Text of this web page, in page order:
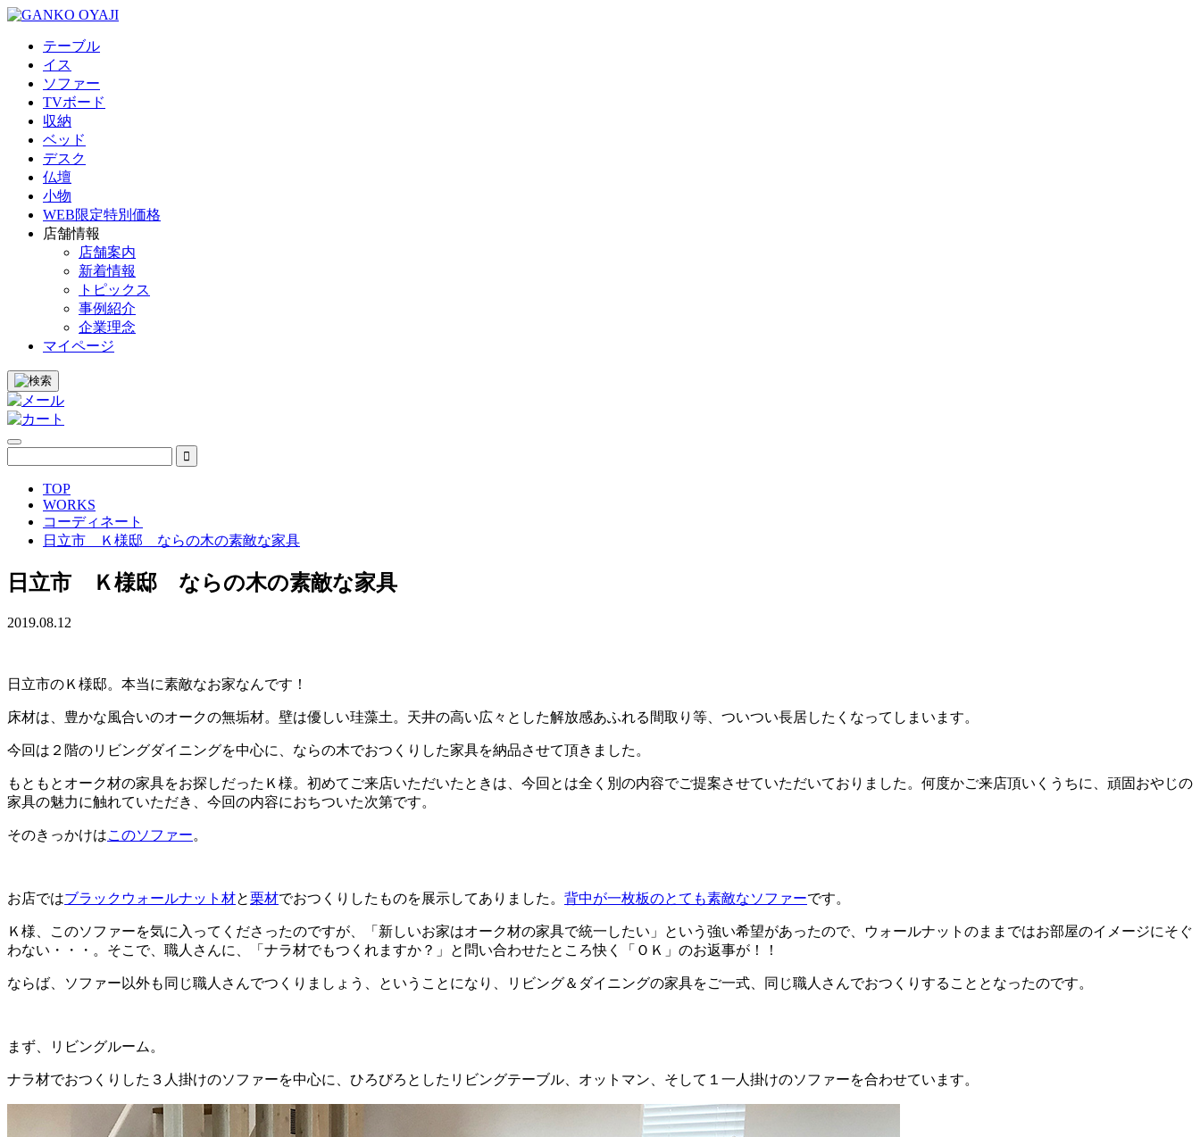
テーブル
イス
ソファー
TVボード
収納
ベッド
デスク
仏壇
小物
WEB限定特別価格
店舗情報
店舗案内
新着情報
トピックス
事例紹介
企業理念
マイページ
TOP
WORKS
コーディネート
日立市 Ｋ様邸 ならの木の素敵な家具
日立市 Ｋ様邸 ならの木の素敵な家具
2019.08.12
日立市のＫ様邸。本当に素敵なお家なんです！
床材は、豊かな風合いのオークの無垢材。壁は優しい珪藻土。天井の高い広々とした解放感あふれる間取り等、ついつい長居したくなってしまいます。
今回は２階のリビングダイニングを中心に、ならの木でおつくりした家具を納品させて頂きました。
もともとオーク材の家具をお探しだったＫ様。初めてご来店いただいたときは、今回とは全く別の内容でご提案させていただいておりました。何度かご来店頂いくうちに、頑固おやじの
家具の魅力に触れていただき、今回の内容におちついた次第です。
そのきっかけはこのソファー。
お店ではブラックウォールナット材と栗材でおつくりしたものを展示してありました。 背中が一枚板のとても素敵なソファーです。
Ｋ様、このソファーを気に入ってくださったのですが、「新しいお家はオーク材の家具で統一したい」という強い希望があったので、ウォールナットのままではお部屋のイメージにそぐ
わない・・・。そこで、職人さんに、「ナラ材でもつくれますか？」と問い合わせたところ快く「ＯＫ」のお返事が！！
ならば、ソファー以外も同じ職人さんでつくりましょう、ということになり、リビング＆ダイニングの家具をご一式、同じ職人さんでおつくりすることとなったのです。
まず、リビングルーム。
ナラ材でおつくりした３人掛けのソファーを中心に、ひろびろとしたリビングテーブル、オットマン、そして１一人掛けのソファーを合わせています。